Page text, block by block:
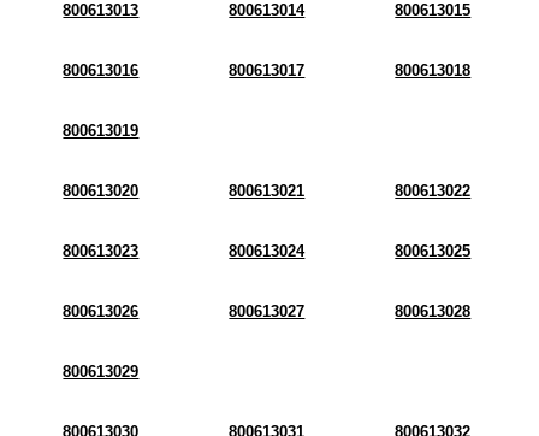
800613013 800613014 800613015
800613016 800613017 800613018
800613019
800613020 800613021 800613022
800613023 800613024 800613025
800613026 800613027 800613028
800613029
800613030 800613031 800613032